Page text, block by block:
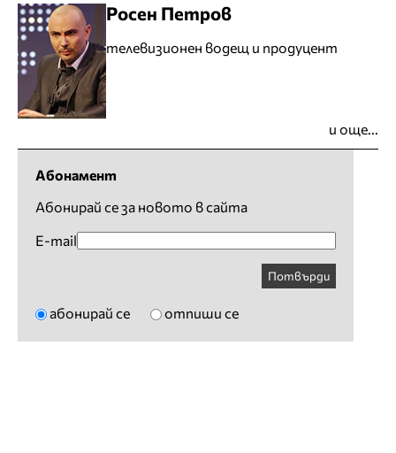
Росен Петров
телевизионен водещ и продуцент
и още...
Абонамент
Абонирай се за новото в сайта
E-mail
Потвърди
абонирай се отпиши се